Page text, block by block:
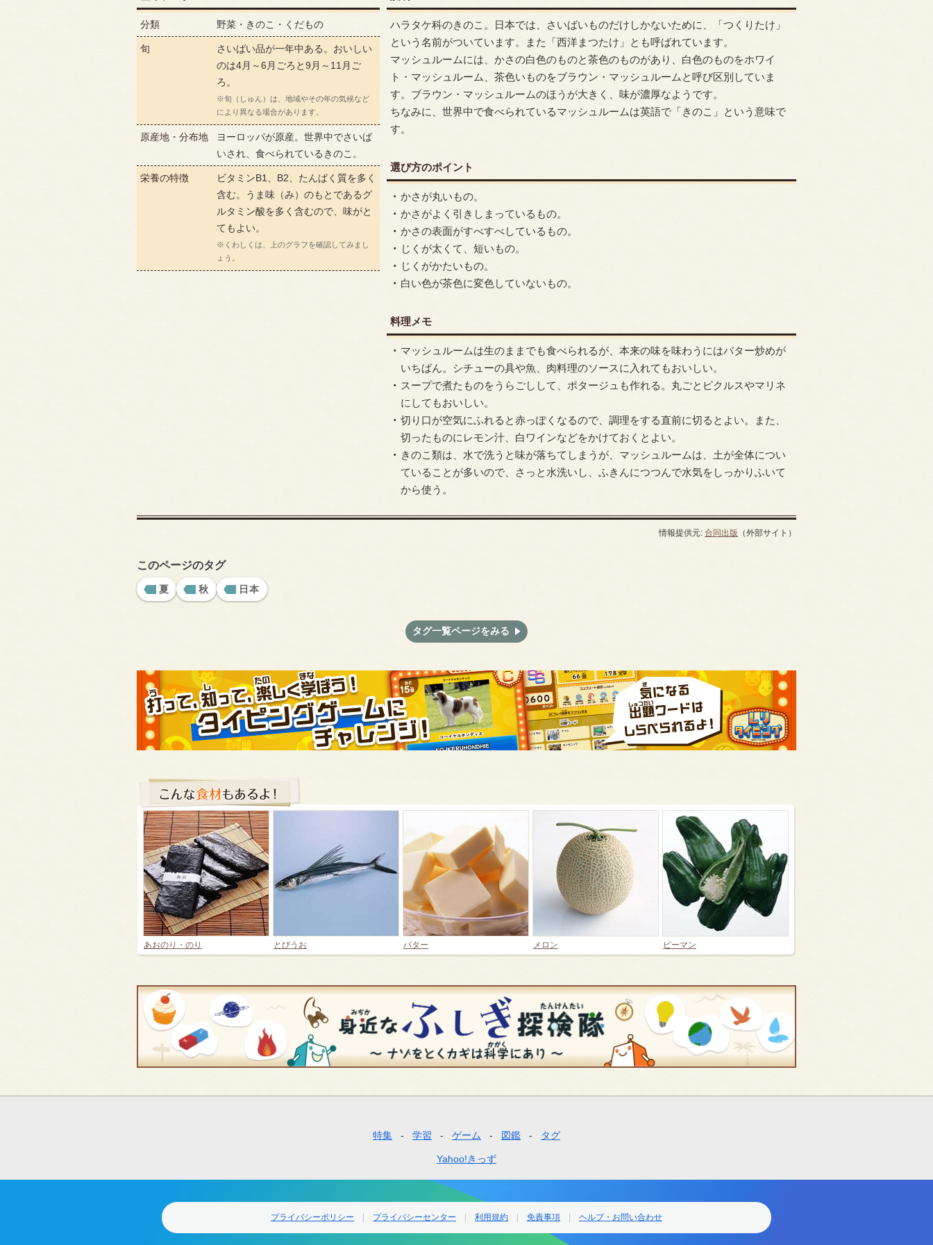
分類 野菜・きのこ・くだもの
旬
さいばい品が一年中ある。おいしい
のは4月～6月ごろと9月～11月ご
ろ。
※旬（しゅん）は、地域やその年の気候など
により異なる場合があります。
原産地・分布地
ヨーロッパが原産。世界中でさいば
いされ、食べられているきのこ。
栄養の特徴
ビタミンB1、B2、たんぱく質を多く
含む。うま味（み）のもとであるグ
ルタミン酸を多く含むので、味がと
てもよい。
※くわしくは、上のグラフを確認してみまし
ょう。
ハラタケ科のきのこ。日本では、さいばいものだけしかないために、「つくりたけ」
という名前がついています。また「西洋まつたけ」とも呼ばれています。
マッシュルームには、かさの白色のものと茶色のものがあり、白色のものをホワイ
ト・マッシュルーム、茶色いものをブラウン・マッシュルームと呼び区別していま
す。ブラウン・マッシュルームのほうが大きく、味が濃厚なようです。
ちなみに、世界中で食べられているマッシュルームは英語で「きのこ」という意味で
す。
選び方のポイント
かさが丸いもの。
かさがよく引きしまっているもの。
かさの表面がすべすべしているもの。
じくが太くて、短いもの。
じくがかたいもの。
白い色が茶色に変色していないもの。
料理メモ
マッシュルームは生のままでも食べられるが、本来の味を味わうにはバター炒めが
いちばん。シチューの具や魚、肉料理のソースに入れてもおいしい。
スープで煮たものをうらごしして、ポタージュも作れる。丸ごとピクルスやマリネ
にしてもおいしい。
切り口が空気にふれると赤っぽくなるので、調理をする直前に切るとよい。また、
切ったものにレモン汁、白ワインなどをかけておくとよい。
きのこ類は、水で洗うと味が落ちてしまうが、マッシュルームは、土が全体につい
ていることが多いので、さっと水洗いし、ふきんにつつんで水気をしっかりふいて
から使う。
情報提供元: 合同出版 （外部サイト）
このページのタグ
夏 秋 日本
タグ一覧ページをみる
あおのり・のり とびうお バター メロン ピーマン
特集 学習 ゲーム 図鑑 タグ
Yahoo!きっず
プライバシーポリシー プライバシーセンター 利用規約 免責事項 ヘルプ・お問い合わせ